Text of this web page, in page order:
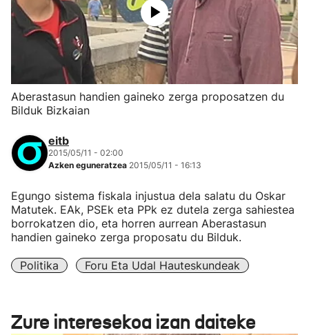
Aberastasun handien gaineko zerga proposatzen du
Bilduk Bizkaian
eitb
2015/05/11 - 02:00
Azken eguneratzea 2015/05/11 - 16:13
Egungo sistema fiskala injustua dela salatu du Oskar
Matutek. EAk, PSEk eta PPk ez dutela zerga sahiestea
borrokatzen dio, eta horren aurrean Aberastasun
handien gaineko zerga proposatu du Bilduk.
Politika Foru Eta Udal Hauteskundeak
Zure interesekoa izan daiteke